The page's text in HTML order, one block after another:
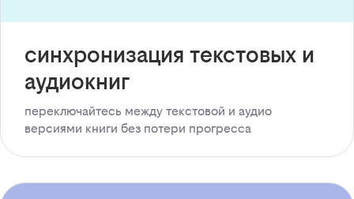
синхронизация текстовых и
аудиокниг
переключайтесь между текстовой и аудио
версиями книги без потери прогресса